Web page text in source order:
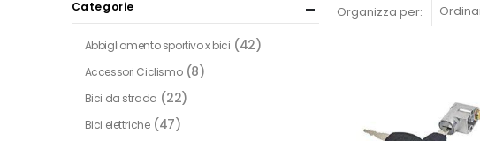
Organizza per:
Categorie
Abbigliamento sportivo x bici (42)
Accessori Ciclismo (8)
Bici da strada (22)
Bici elettriche (47)